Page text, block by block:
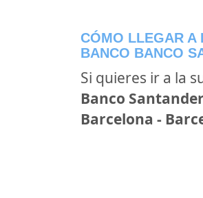
CÓMO LLEGAR A
BANCO BANCO
Si quieres ir a la
Banco Santander
Barcelona -